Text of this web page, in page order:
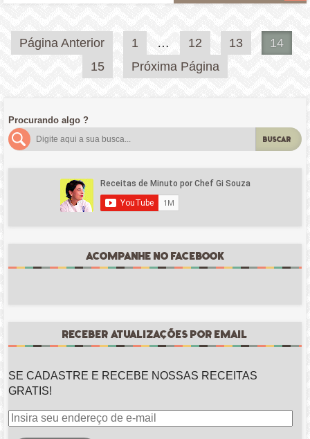
Paginação
Página Anterior 1 … 12 13
14
15
Próxima Página
Procurando algo ?
BUSCAR
ACOMPANHE NO FACEBOOK
RECEBER ATUALIZAÇÕES POR EMAIL
SE CADASTRE E RECEBE NOSSAS RECEITAS
GRATIS!
Insira